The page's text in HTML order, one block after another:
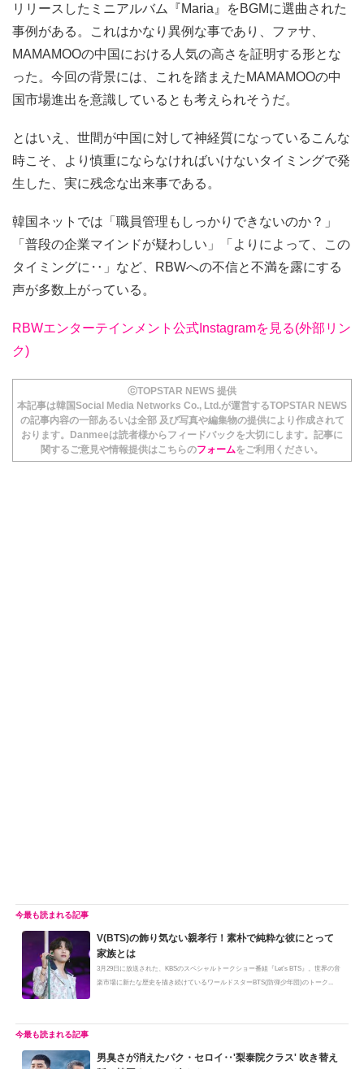
リリースしたミニアルバム『Maria』をBGMに選曲された
事例がある。これはかなり異例な事であり、ファサ、
MAMAMOOの中国における人気の高さを証明する形とな
った。今回の背景には、これを踏まえたMAMAMOOの中
国市場進出を意識しているとも考えられそうだ。
とはいえ、世間が中国に対して神経質になっているこんな
時こそ、より慎重にならなければいけないタイミングで発
生した、実に残念な出来事である。
韓国ネットでは「職員管理もしっかりできないのか？」
「普段の企業マインドが疑わしい」「よりによって、この
タイミングに‥」など、RBWへの不信と不満を露にする
声が多数上がっている。
RBWエンターテインメント公式Instagramを見る(外部リン
ク)
ⓒTOPSTAR NEWS 提供
本記事は韓国Social Media Networks Co., Ltd.が運営するTOPSTAR NEWS
の記事内容の一部あるいは全部 及び写真や編集物の提供により作成されて
おります。Danmeeは読者様からフィードバックを大切にします。記事に
関するご意見や情報提供はこちらのフォームをご利用ください。
V(BTS)の飾り気ない親孝行！素朴で純粋な彼にとって
家族とは
3月29日に放送された、KBSのスペシャルトークショー番組『Let’s BTS』。世界の音
楽市場に新たな歴史を描き続けているワールドスターBTS(防弾少年団)のトーク...
男臭さが消えたパク・セロイ‥'梨泰院クラス' 吹き替え